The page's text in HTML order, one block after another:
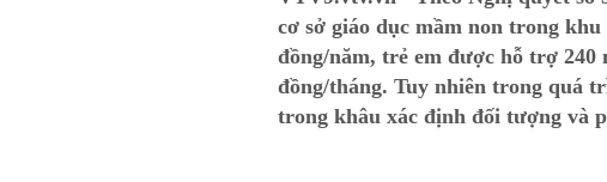
Time
cơ sở giáo dục mầm non trong
đồng/năm, trẻ em được hỗ trợ 240
đồng/tháng. Tuy nhiên trong quá
trong khâu xác định đối tượng và